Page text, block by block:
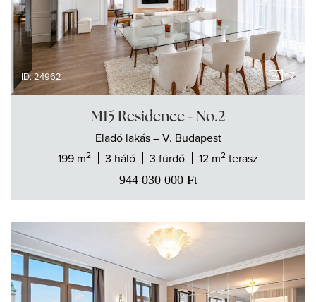
ID: 24962 17
M15 Residence - No.2
Eladó lakás – V. Budapest
199 m2 3 háló 3 fürdő 12 m2 terasz
944 030 000 Ft